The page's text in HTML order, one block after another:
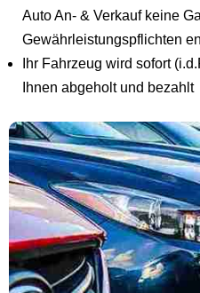
Auto An- & Verkauf keine
Gewährleistungspflichten
Ihr Fahrzeug wird sofort
Ihnen abgeholt und bezahlt